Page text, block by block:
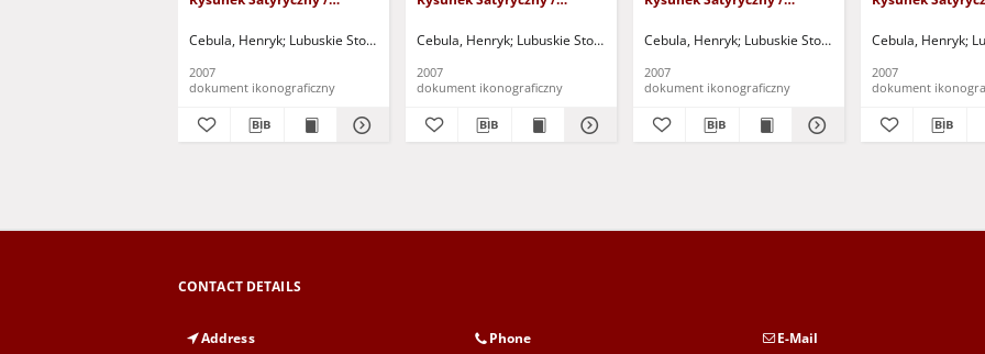
Cebula, Henryk Lubuskie Stowarzyszenie Miłośników Działań Kulturalnych DEBIUT w Zielonej Górze Polskie Górnictwo Naftowe i
2007
dokument ikonograficzny
Cebula, Henryk Lubuskie Stowarzyszenie Miłośników Działań Kulturalnych DEBIUT w
2007
dokument ikonograficzny
Cebula, Henryk Lubuskie Stowarzyszenie Miłośników
2007
dokument ikonograficzny
Cebula, Henryk
2007
dokument
CONTACT DETAILS
Address Phone E-Mail